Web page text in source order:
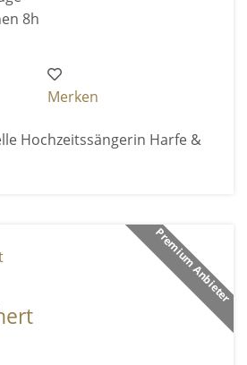
8h
Merken
Hochzeitssängerin Harfe &
Premium Anbieter